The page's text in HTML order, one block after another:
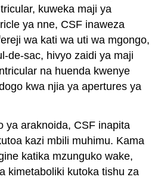
kuweka maji ya
ya nne, CSF inaweza
wa kati wa uti wa mgongo,
de-sac, hivyo zaidi ya maji
na huenda kwenye
kwa njia ya apertures ya
ya araknoida, CSF inapita
kazi mbili muhimu. Kama
katika mzunguko wake,
kimetaboliki kutoka tishu za